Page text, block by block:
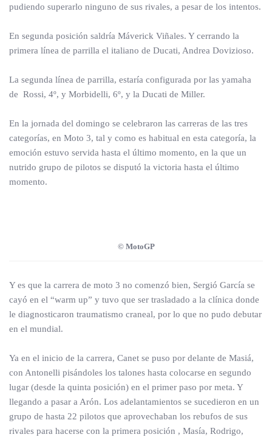
pudiendo superarlo ninguno de sus rivales, a pesar de los intentos.
En segunda posición saldría Máverick Viñales. Y cerrando la
primera línea de parrilla el italiano de Ducati, Andrea Dovizioso.
La segunda línea de parrilla, estaría configurada por las yamaha
de Rossi, 4º, y Morbidelli, 6º, y la Ducati de Miller.
En la jornada del domingo se celebraron las carreras de las tres
categorías, en Moto 3, tal y como es habitual en esta categoría, la
emoción estuvo servida hasta el último momento, en la que un
nutrido grupo de pilotos se disputó la victoria hasta el último
momento.
© MotoGP
Y es que la carrera de moto 3 no comenzó bien, Sergió García se
cayó en el “warm up” y tuvo que ser trasladado a la clínica donde
le diagnosticaron traumatismo craneal, por lo que no pudo debutar
en el mundial.
Ya en el inicio de la carrera, Canet se puso por delante de Masiá,
con Antonelli pisándoles los talones hasta colocarse en segundo
lugar (desde la quinta posición) en el primer paso por meta. Y
llegando a pasar a Arón. Los adelantamientos se sucedieron en un
grupo de hasta 22 pilotos que aprovechaban los rebufos de sus
rivales para hacerse con la primera posición , Masía, Rodrigo,